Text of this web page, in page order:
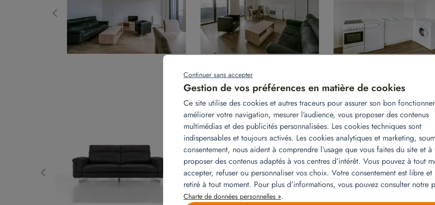
Les produits liés
Continuer sans accepter
Gestion de vos préférences en matière de cookies
Ce site utilise des cookies et autres traceurs pour assurer son bon
améliorer votre navigation, mesurer l’audience, vous proposer des contenus
multimédias et des publicités personnalisées. Les cookies techniques sont
indispensables et toujours activés. Les cookies analytiques et marketing,
consentement, nous aident à comprendre l’usage que vous faites du site et à
proposer des contenus adaptés à vos centres d’intérêt. Vous pouvez à tout
accepter, refuser ou personnaliser vos choix. Votre consentement est libre et
retiré à tout moment. Pour plus d’informations, vous pouvez consulter notre
Charte de données personnelles ».